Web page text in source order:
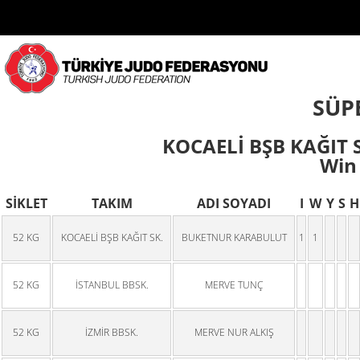
KOCAELİ BŞB KAĞIT
SİKLET TAKIM ADI SOYADI I W Y S H
52 KG KOCAELİ BŞB KAĞIT SK. BUKETNUR KARABULUT 1 1
52 KG İSTANBUL BBSK. MERVE TUNÇ
52 KG İZMİR BBSK. MERVE NUR ALKIŞ